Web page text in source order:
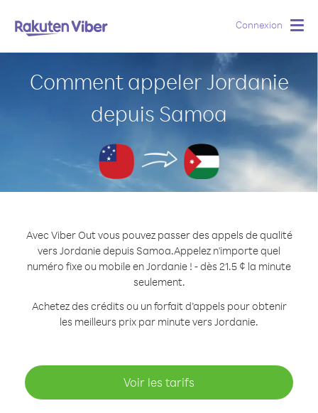
Connexion
Comment appeler Jordanie
depuis Samoa
Avec Viber Out vous pouvez passer des appels de qualité
vers Jordanie depuis Samoa.Appelez n'importe quel
numéro fixe ou mobile en Jordanie ! - dès 21.5 ¢ la minute
seulement.
Achetez des crédits ou un forfait d’appels pour obtenir
les meilleurs prix par minute vers Jordanie.
Voir les tarifs